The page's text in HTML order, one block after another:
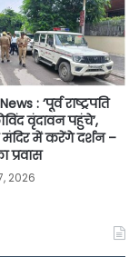
: ‘पूर्व राष्ट्रपति
वृंदावन पहुंचे’,
मंदिर में करेंगे दर्शन –
प्रवास
2026